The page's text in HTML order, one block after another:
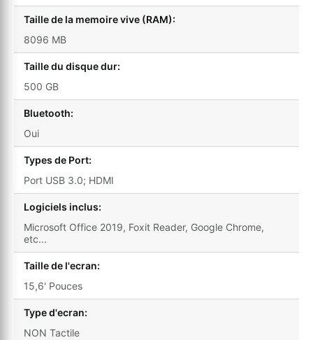
Taille de la memoire vive (RAM):
8096 MB
Taille du disque dur:
500 GB
Bluetooth:
Oui
Types de Port:
Port USB 3.0; HDMI
Logiciels inclus:
Microsoft Office 2019, Foxit Reader, Google Chrome,
etc...
Taille de l'ecran:
15,6' Pouces
Type d'ecran:
NON Tactile